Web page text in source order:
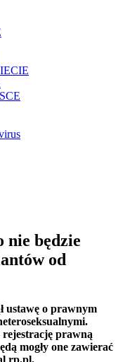
nie będzie
od
ustawę o prawnym
rejestrację prawną
mogły one zawierać
rp.pl.